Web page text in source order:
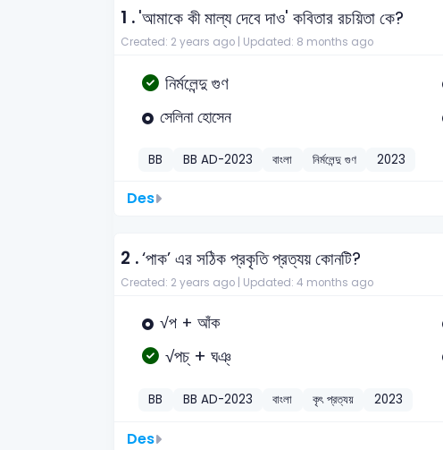
1 .'আমাকে কী মাল্য দেবে দাও' কবিতার রচয়িতা কে?
Created: 2 years ago | Updated: 8 months ago
নির্মলেন্দু গুণ
সেলিনা হোসেন
BB BB AD-2023 বাংলা নির্মলেন্দু গুণ 2023
Des
2 .‘পাক’ এর সঠিক প্রকৃতি প্রত্যয় কোনটি?
Created: 2 years ago | Updated: 4 months ago
√প + আঁক
√পচ্‌ + ঘঞ্‌
BB BB AD-2023 বাংলা কৃৎ প্রত্যয় 2023
Des